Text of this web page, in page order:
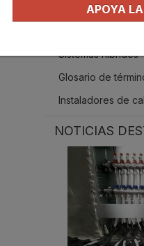
Normativas
Sistemas híbridos
Glosario de
Instaladores de
NOTICIAS
APOYA